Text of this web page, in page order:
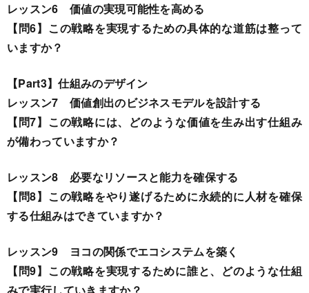
レッスン6 価値の実現可能性を高める
【問6】この戦略を実現するための具体的な道筋は整って
いますか？
【Part3】仕組みのデザイン
レッスン7 価値創出のビジネスモデルを設計する
【問7】この戦略には、どのような価値を生み出す仕組み
が備わっていますか？
レッスン8 必要なリソースと能力を確保する
【問8】この戦略をやり遂げるために永続的に人材を確保
する仕組みはできていますか？
レッスン9 ヨコの関係でエコシステムを築く
【問9】この戦略を実現するために誰と、どのような仕組